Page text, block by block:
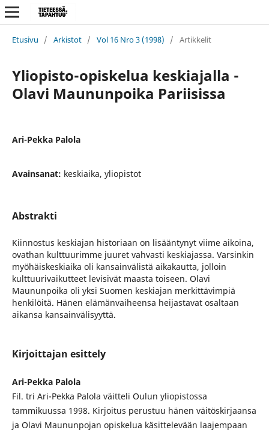
Etusivu / Arkistot / Vol 16 Nro 3 (1998) / Artikkelit
Yliopisto-opiskelua keskiajalla -
Olavi Maununpoika Pariisissa
Ari-Pekka Palola
Avainsanat: keskiaika, yliopistot
Abstrakti
Kiinnostus keskiajan historiaan on lisääntynyt viime aikoina,
ovathan kulttuurimme juuret vahvasti keskiajassa. Varsinkin
myöhäiskeskiaika oli kansainvälistä aikakautta, jolloin
kulttuurivaikutteet levisivät maasta toiseen. Olavi
Maununpoika oli yksi Suomen keskiajan merkittävimpiä
henkilöitä. Hänen elämänvaiheensa heijastavat osaltaan
aikansa kansainvälisyyttä.
Kirjoittajan esittely
Ari-Pekka Palola
Fil. tri Ari-Pekka Palola väitteli Oulun yliopistossa
tammikuussa 1998. Kirjoitus perustuu hänen väitöskirjaansa
ja Olavi Maununpojan opiskelua käsittelevään laajempaan